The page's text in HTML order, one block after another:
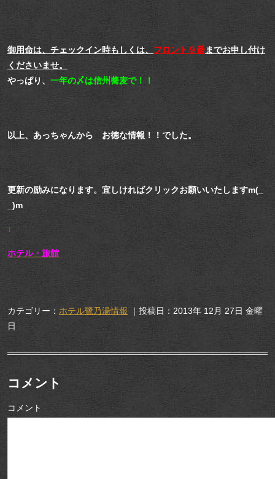
御用命は、チェックイン時もしくは、フロント９番までお申し付け
くださいませ。
やっぱり、 一年の〆は信州蕎麦で！！
以上、あっちゃんから お徳な情報！！でした。
更新の励みになります。宜しければクリックお願いいたしますm(_
_)m
↓
ホテル・旅館
カテゴリー： ホテル鷺乃湯情報 ｜投稿日：2013年 12月 27日 金曜
日
コメント
コメント